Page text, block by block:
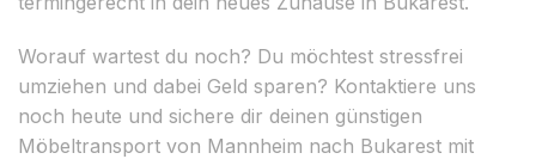
Worauf wartest du noch? Du möchtest stressfrei
umziehen und dabei Geld sparen? Kontaktiere uns
noch heute und sichere dir deinen günstigen
Möbeltransport von Mannheim nach Bukarest mit